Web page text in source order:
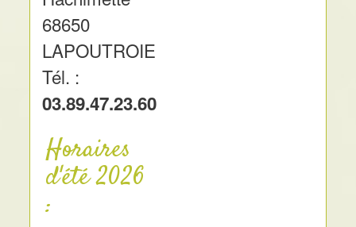
68650
LAPOUTROIE
Tél. :
03.89.47.23.60
Horaires
d'été 2026
: